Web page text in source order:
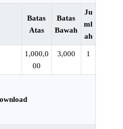
Batas
Atas
Batas
Bawah
Ju
ml
ah
1,000,0
00
3,000 1